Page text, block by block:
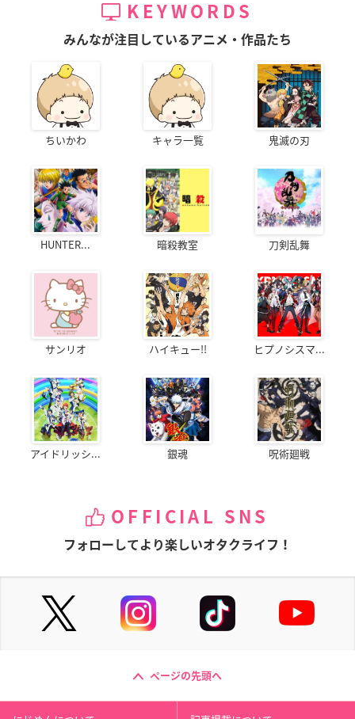
KEYWORDS
みんなが注目しているアニメ・作品たち
ちいかわ キャラ一覧 鬼滅の刃
HUNTER... 暗殺教室 刀剣乱舞
サンリオ ハイキュー!! ヒプノシスマ...
アイドリッシ... 銀魂 呪術廻戦
OFFICIAL SNS
フォローしてより楽しいオタクライフ！
ページの先頭へ